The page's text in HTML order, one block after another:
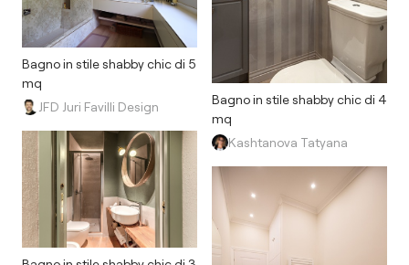
Bagno in stile shabby chic di 5
mq
JFD Juri Favilli Design
Bagno in stile shabby chic di 4
mq
Kashtanova Tatyana